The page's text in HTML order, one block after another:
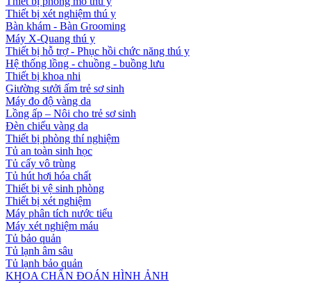
Thiết bị xét nghiệm thú y
Bàn khám - Bàn Grooming
Máy X-Quang thú y
Thiết bị hỗ trợ - Phục hồi chức năng thú y
Hệ thống lồng - chuồng - buồng lưu
Thiết bị khoa nhi
Giường sưởi ấm trẻ sơ sinh
Máy đo độ vàng da
Lồng ấp – Nôi cho trẻ sơ sinh
Đèn chiếu vàng da
Thiết bị phòng thí nghiệm
Tủ an toàn sinh học
Tủ cấy vô trùng
Tủ hút hơi hóa chất
Thiết bị vệ sinh phòng
Thiết bị xét nghiệm
Máy phân tích nước tiểu
Máy xét nghiệm máu
Tủ bảo quản
Tủ lạnh âm sâu
Tủ lạnh bảo quản
KHOA CHẨN ĐOÁN HÌNH ẢNH